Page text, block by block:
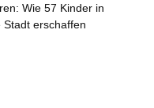
Wie 57 Kinder in
Stadt erschaffen